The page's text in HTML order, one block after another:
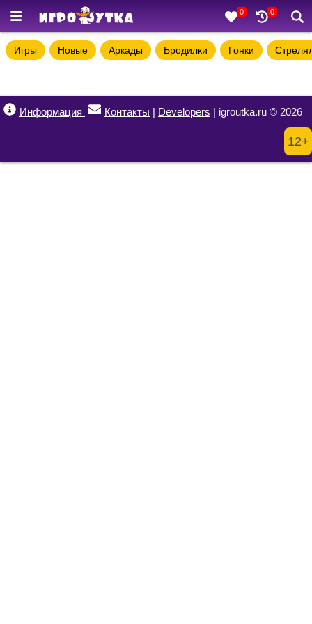
0 0
Игры Новые Аркады Бродилки Гонки
Информация Контакты | Developers | igroutka.ru © 2026
12+